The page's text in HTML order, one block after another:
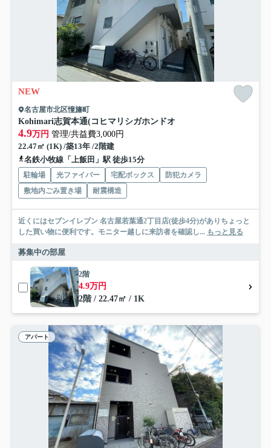
NEW
名古屋市北区憧旛町
Kohimari志賀本通(コヒマリシガホンドオ
4.9万円 管理/共益費3,000円
22.47㎡ (1K) /築13年 /2階建
名鉄小牧線「上飯田」駅 徒歩15分
駐輪場 光ファイバー 宅配ボックス
防犯カメラ
敷地内ごみ置き場
耐震構造
近くにはセブンイレブン 名古屋若葉通2丁目店(徒歩4分)がありちょっと
した買い物に便利です。モニター越しに来訪者を確認し... もっと見る
募集中の部屋
2階
4.9万円
2階 / 22.47㎡ / 1K
アパート